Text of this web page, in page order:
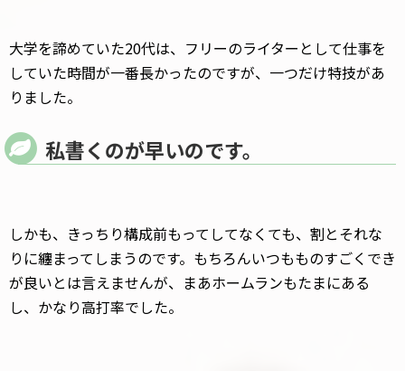
大学を諦めていた20代は、フリーのライターとして仕事を
していた時間が一番長かったのですが、一つだけ特技があ
りました。
私書くのが早いのです。
しかも、きっちり構成前もってしてなくても、割とそれな
りに纏まってしまうのです。もちろんいつもものすごくでき
が良いとは言えませんが、まあホームランもたまにある
し、かなり高打率でした。